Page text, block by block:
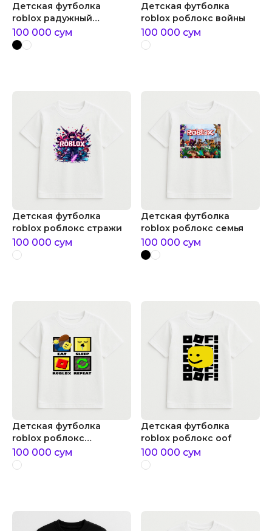
Детская футболка
roblox радужный
роблокс
100 000 сум
Детская футболка
roblox роблокс войны
100 000 сум
Детская футболка
roblox роблокс стражи
100 000 сум
Детская футболка
roblox роблокс семья
100 000 сум
Детская футболка
roblox роблокс
повторение
100 000 сум
Детская футболка
roblox роблокс oof
100 000 сум